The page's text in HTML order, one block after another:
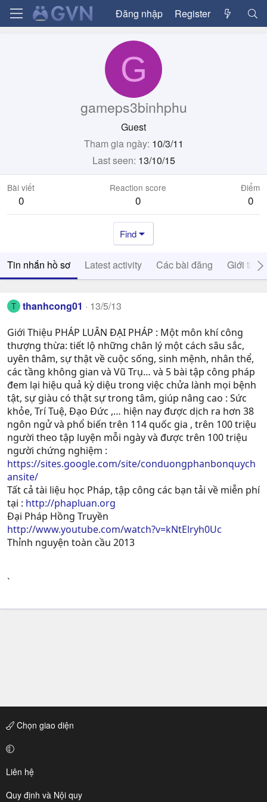
Đăng nhập Register
G
gameps3binhphu
Guest
Tham gia ngày 10/3/11
Last seen 13/10/15
Bài viết
0
Reaction score
0
Điểm
0
Find
Tin nhắn hồ sơ Latest activity Các bài đăng Giới thiệu
T thanhcong01 13/5/13
Giới Thiệu PHÁP LUÂN ĐẠI PHÁP : Một môn khí công
thượng thừa: tiết lộ những chân lý một cách sâu sắc,
uyên thâm, sự thật về cuộc sống, sinh mệnh, nhân thể,
các tầng không gian và Vũ Trụ… và 5 bài tập công pháp
đem lại hiệu quả kỳ diệu trong việc chửa lành mọi bệnh
tật, sự giàu có thật sự trong tâm, giúp nâng cao : Sức
khỏe, Trí Tuệ, Ðạo Ðức ,… hiện nay được dịch ra hơn 38
ngôn ngử và phổ biến trên 114 quốc gia , trên 100 triệu
người theo tập luyện mỗi ngày và được trên 100 triệu
người chứng nghiệm :
https://sites.google.com/site/conduongphanbonquych
ansite/
Tất cả tài liệu học Pháp, tập công các bạn tải về miễn phí
tại : http://phapluan.org
Đại Pháp Hồng Truyền
http://www.youtube.com/watch?v=kNtElryh0Uc
Thỉnh nguyện toàn cầu 2013
`
Chọn giao diện
Liên hệ
Quy định và Nội quy